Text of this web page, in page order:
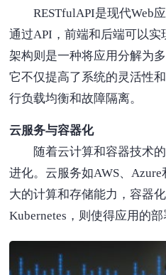
RESTfulAPI是现代Web
通过API，前端和后端可以
架构则是一种将应用分解为
它不仅提高了系统的灵活性
行负载均衡和故障隔离。
云服务与容器化
随着云计算和容器技术
进化。云服务如AWS、
大的计算和存储能力，容器
Kubernetes，则使得应用的